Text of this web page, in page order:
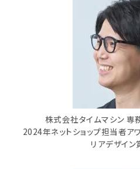
株式会社タイムマシン
2024年ネットショップ担当者ア
リアデザイ